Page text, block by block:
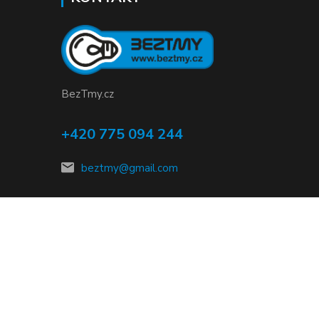
BezTmy.cz
+420 775 094 244
beztmy@gmail.com